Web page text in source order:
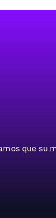
que su